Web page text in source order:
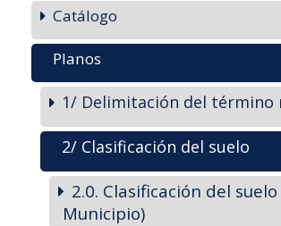
Catálogo
Planos
1/ Delimitación del término
2/ Clasificación del suelo
2.0. Clasificación del
Municipio)